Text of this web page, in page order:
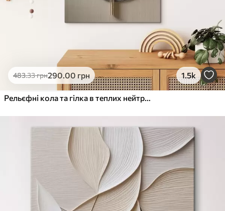
483.33грн290.00 грн 1.5k
Рельєфні кола та гілка в теплих нейтральних тонах